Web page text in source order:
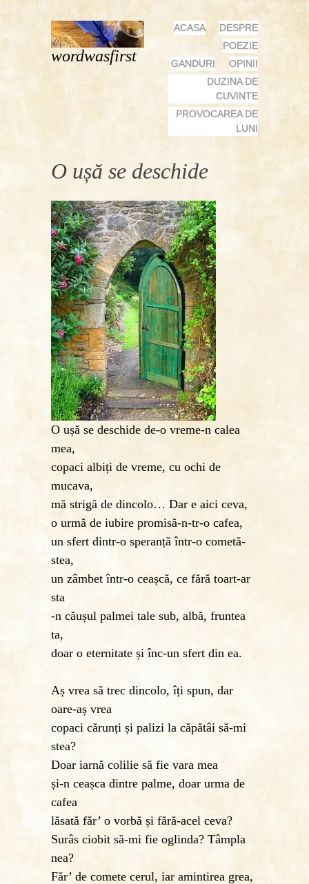
wordwasfirst
MENU
SKIP
CONTENT
ACASA
DESPRE
POEZIE
GANDURI
OPINII
DUZINA DE
CUVINTE
PROVOCAREA DE
LUNI
O ușă se deschide
O ușă se deschide de-o vreme-n calea
mea,
copaci albiți de vreme, cu ochi de
mucava,
mă strigă de dincolo… Dar e aici ceva,
o urmă de iubire promisă-n-tr-o cafea,
un sfert dintr-o speranță într-o cometă-
stea,
un zâmbet într-o ceașcă, ce fără toart-ar
sta
-n căușul palmei tale sub, albă, fruntea
ta,
doar o eternitate și înc-un sfert din ea.
Aș vrea să trec dincolo, îți spun, dar
oare-aș vrea
copaci cărunți și palizi la căpătâi să-mi
stea?
Doar iarnă colilie să fie vara mea
și-n ceașca dintre palme, doar urma de
cafea
lăsată făr’ o vorbă și fără-acel ceva?
Surâs ciobit să-mi fie oglinda? Tâmpla
nea?
Făr’ de comete cerul, iar amintirea grea,